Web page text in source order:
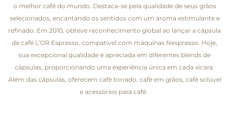
o melhor café do mundo. Destaca-se pela qualidade de seus grãos
selecionados, encantando os sentidos com um aroma estimulante e
refinado. Em 2010, obteve reconhecimento global ao lançar a cápsula
de café L’OR Espresso, compatível com máquinas Nespresso. Hoje,
sua excepcional qualidade é apreciada em diferentes blends de
cápsulas, proporcionando uma experiência única em cada xícara.
Além das cápsulas, oferecem café torrado, café em grãos, café solúvel
e acessórios para café.